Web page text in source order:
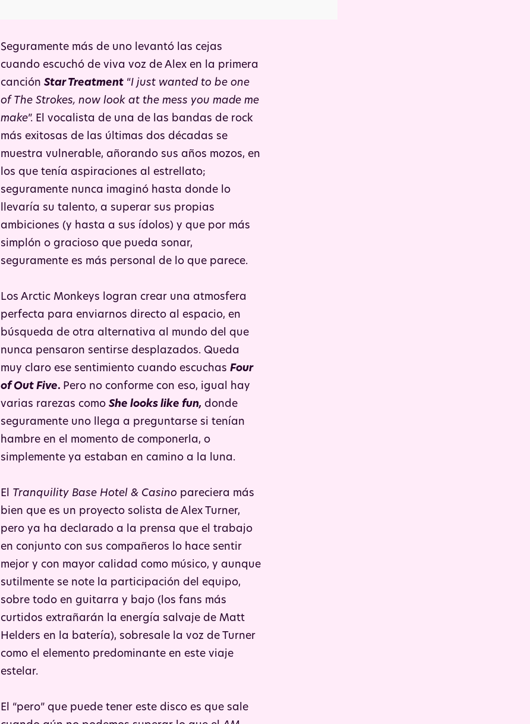
Seguramente más de uno levantó las cejas
cuando escuchó de viva voz de Alex en la primera
canción Star Treatment“I just wanted to be one
of The Strokes, now look at the mess you made me
make”. El vocalista de una de las bandas de rock
más exitosas de las últimas dos décadas se
muestra vulnerable, añorando sus años mozos, en
los que tenía aspiraciones al estrellato;
seguramente nunca imaginó hasta donde lo
llevaría su talento, a superar sus propias
ambiciones (y hasta a sus ídolos) y que por más
simplón o gracioso que pueda sonar,
seguramente es más personal de lo que parece.
Los Arctic Monkeys logran crear una atmosfera
perfecta para enviarnos directo al espacio, en
búsqueda de otra alternativa al mundo del que
nunca pensaron sentirse desplazados. Queda
muy claro ese sentimiento cuando escuchas Four
of Out Five. Pero no conforme con eso, igual hay
varias rarezas como She looks like fun, donde
seguramente uno llega a preguntarse si tenían
hambre en el momento de componerla, o
simplemente ya estaban en camino a la luna.
El Tranquility Base Hotel & Casino pareciera más
bien que es un proyecto solista de Alex Turner,
pero ya ha declarado a la prensa que el trabajo
en conjunto con sus compañeros lo hace sentir
mejor y con mayor calidad como músico, y aunque
sutilmente se note la participación del equipo,
sobre todo en guitarra y bajo (los fans más
curtidos extrañarán la energía salvaje de Matt
Helders en la batería), sobresale la voz de Turner
como el elemento predominante en este viaje
estelar.
El “pero” que puede tener este disco es que sale